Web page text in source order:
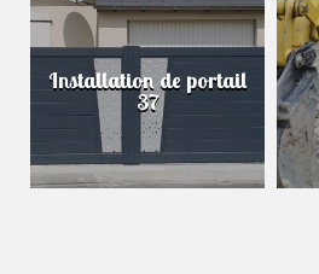
Installation de portail
37